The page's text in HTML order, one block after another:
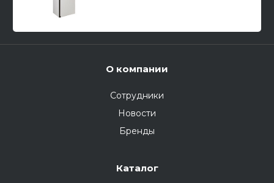
О компании
Сотрудники
Новости
Бренды
Каталог